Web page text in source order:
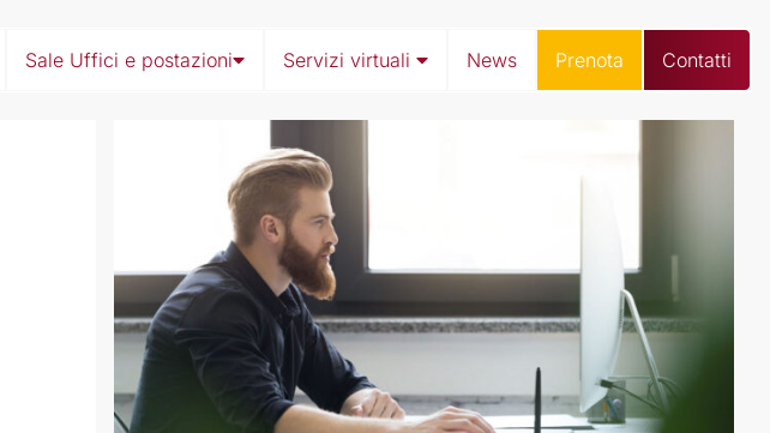
Sale Uffici e postazioni Servizi virtuali News Prenota Contatti